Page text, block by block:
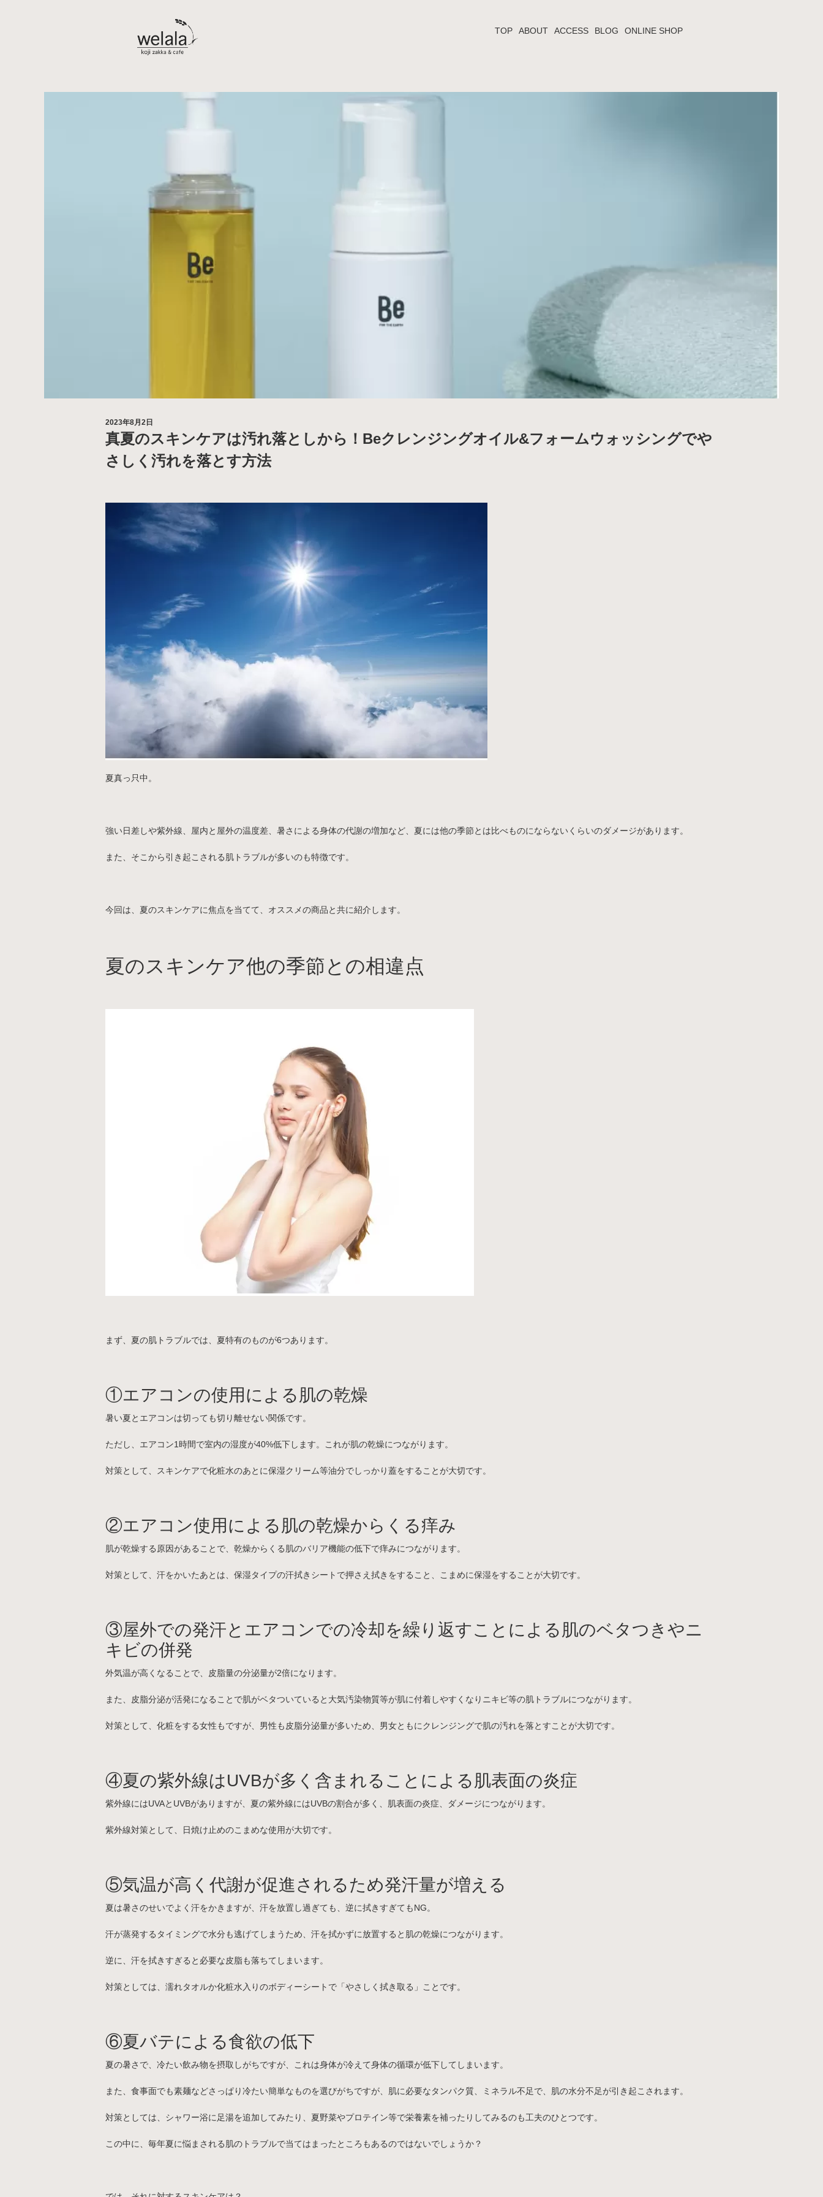
TOP ABOUT ACCESS BLOG ONLINE SHOP
2023年8月2日
真夏のスキンケアは汚れ落としから！Beクレンジングオイル&フォームウォッシングでや
さしく汚れを落とす方法
夏真っ只中。
強い日差しや紫外線、屋内と屋外の温度差、暑さによる身体の代謝の増加など、夏には他の季節とは比べものにならないくらいのダメージがあります。
また、そこから引き起こされる肌トラブルが多いのも特徴です。
今回は、夏のスキンケアに焦点を当てて、オススメの商品と共に紹介します。
夏のスキンケア他の季節との相違点
まず、夏の肌トラブルでは、夏特有のものが6つあります。
①エアコンの使用による肌の乾燥
暑い夏とエアコンは切っても切り離せない関係です。
ただし、エアコン1時間で室内の湿度が40%低下します。これが肌の乾燥につながります。
対策として、スキンケアで化粧水のあとに保湿クリーム等油分でしっかり蓋をすることが大切です。
②エアコン使用による肌の乾燥からくる痒み
肌が乾燥する原因があることで、乾燥からくる肌のバリア機能の低下で痒みにつながります。
対策として、汗をかいたあとは、保湿タイプの汗拭きシートで押さえ拭きをすること、こまめに保湿をすることが大切です。
③屋外での発汗とエアコンでの冷却を繰り返すことによる肌のベタつきやニ
キビの併発
外気温が高くなることで、皮脂量の分泌量が2倍になります。
また、皮脂分泌が活発になることで肌がベタついていると大気汚染物質等が肌に付着しやすくなりニキビ等の肌トラブルにつながります。
対策として、化粧をする女性もですが、男性も皮脂分泌量が多いため、男女ともにクレンジングで肌の汚れを落とすことが大切です。
④夏の紫外線はUVBが多く含まれることによる肌表面の炎症
紫外線にはUVAとUVBがありますが、夏の紫外線にはUVBの割合が多く、肌表面の炎症、ダメージにつながります。
紫外線対策として、日焼け止めのこまめな使用が大切です。
⑤気温が高く代謝が促進されるため発汗量が増える
夏は暑さのせいでよく汗をかきますが、汗を放置し過ぎても、逆に拭きすぎてもNG。
汗が蒸発するタイミングで水分も逃げてしまうため、汗を拭かずに放置すると肌の乾燥につながります。
逆に、汗を拭きすぎると必要な皮脂も落ちてしまいます。
対策としては、濡れタオルか化粧水入りのボディーシートで「やさしく拭き取る」ことです。
⑥夏バテによる食欲の低下
夏の暑さで、冷たい飲み物を摂取しがちですが、これは身体が冷えて身体の循環が低下してしまいます。
また、食事面でも素麺などさっぱり冷たい簡単なものを選びがちですが、肌に必要なタンパク質、ミネラル不足で、肌の水分不足が引き起こされます。
対策としては、シャワー浴に足湯を追加してみたり、夏野菜やプロテイン等で栄養素を補ったりしてみるのも工夫のひとつです。
この中に、毎年夏に悩まされる肌のトラブルで当てはまったところもあるのではないでしょうか？